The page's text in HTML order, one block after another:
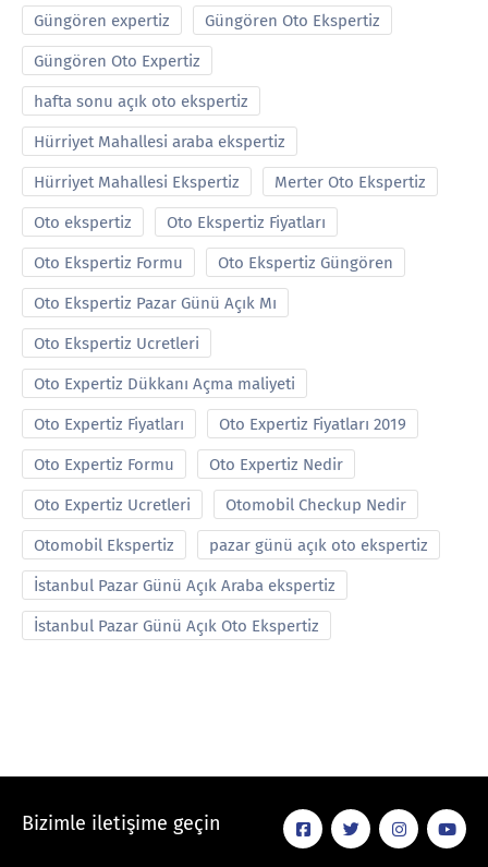
Güngören expertiz Güngören Oto Ekspertiz
Güngören Oto Expertiz
hafta sonu açık oto ekspertiz
Hürriyet Mahallesi araba ekspertiz
Hürriyet Mahallesi Ekspertiz Merter Oto Ekspertiz
Oto ekspertiz Oto Ekspertiz Fiyatları
Oto Ekspertiz Formu Oto Ekspertiz Güngören
Oto Ekspertiz Pazar Günü Açık Mı
Oto Ekspertiz Ucretleri
Oto Expertiz Dükkanı Açma maliyeti
Oto Expertiz Fiyatları Oto Expertiz Fiyatları 2019
Oto Expertiz Formu Oto Expertiz Nedir
Oto Expertiz Ucretleri Otomobil Checkup Nedir
Otomobil Ekspertiz pazar günü açık oto ekspertiz
İstanbul Pazar Günü Açık Araba ekspertiz
İstanbul Pazar Günü Açık Oto Ekspertiz
Bizimle iletişime geçin